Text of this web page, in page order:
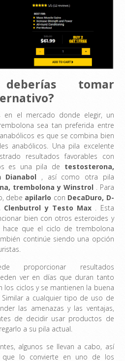
tomar
en el mercado donde elegir, un
sea tan preferida entre
es que se combina bien
anabólicos. Una pila excelente
resultados favorables con
es una pila de testosterona,
, así como otra pila
trembolona y Winstrol. Para
debe apilarlo con DecaDuro, D-
Clenbutrol y Testo Max . Esta
bien con otros esteroides y
hace que el ciclo de trembolona
continúe siendo una opción
proporcionar resultados
ver en días que duran tanto
ciclos y se mantienen la buena
a cualquier tipo de uso de
las amenazas y las ventajas,
de decidir usar productos de
a su pila actual.
algunos se llevan a cabo, así
lo convierte en uno de los